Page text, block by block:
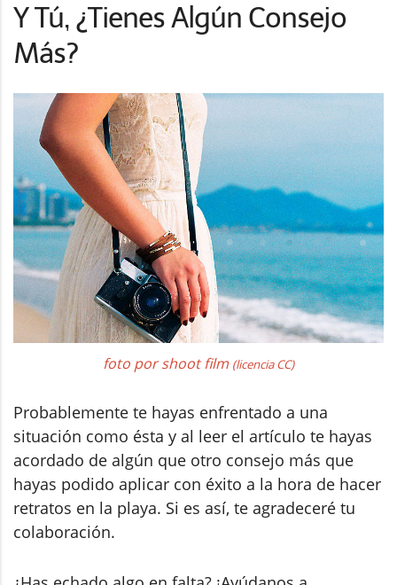
Y Tú, ¿Tienes Algún Consejo
Más?
foto por shoot film (licencia CC)
Probablemente te hayas enfrentado a una
situación como ésta y al leer el artículo te hayas
acordado de algún que otro consejo más que
hayas podido aplicar con éxito a la hora de hacer
retratos en la playa. Si es así, te agradeceré tu
colaboración.